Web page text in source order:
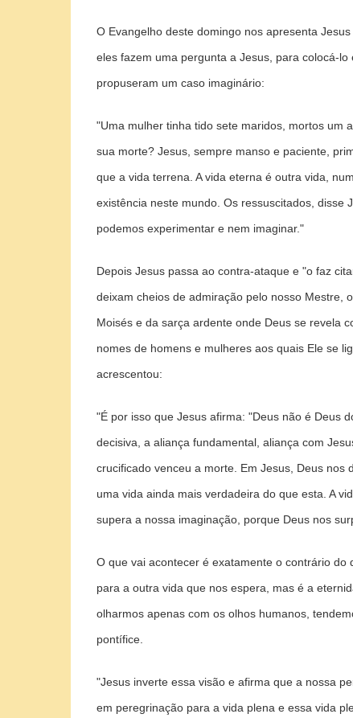
O Evangelho deste domingo nos apresenta
eles fazem uma pergunta a Jesus, para colocá-
propuseram um caso imaginário:
"Uma mulher tinha tido sete maridos, mortos um
sua morte? Jesus, sempre manso e paciente,
que a vida terrena. A vida eterna é outra vida,
existência neste mundo. Os ressuscitados, disse
podemos experimentar e nem imaginar."
Depois Jesus passa ao contra-ataque e "o faz
deixam cheios de admiração pelo nosso Mestre,
Moisés e da sarça ardente onde Deus se revela
nomes de homens e mulheres aos quais Ele se
acrescentou:
"É por isso que Jesus afirma: "Deus não é Deus
decisiva, a aliança fundamental, aliança com
crucificado venceu a morte. Em Jesus, Deus
uma vida ainda mais verdadeira do que esta. A
supera a nossa imaginação, porque Deus nos
O que vai acontecer é exatamente o contrário
para a outra vida que nos espera, mas é a
olharmos apenas com os olhos humanos,
pontífice.
"Jesus inverte essa visão e afirma que a nossa
em peregrinação para a vida plena e essa vida